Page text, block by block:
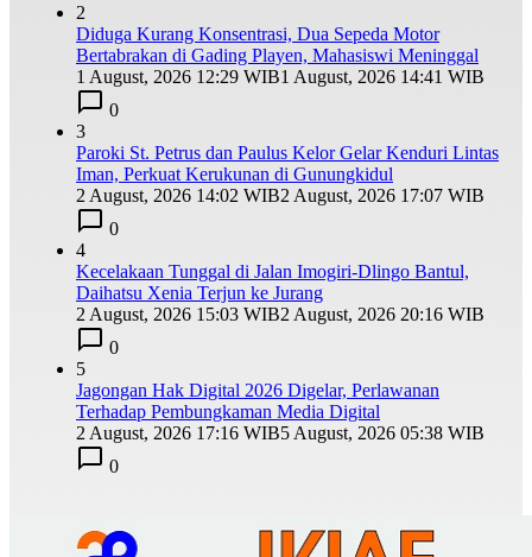
2
Diduga Kurang Konsentrasi, Dua Sepeda Motor
Bertabrakan di Gading Playen, Mahasiswi Meninggal
1 August, 2026 12:29 WIB1 August, 2026 14:41 WIB
0
3
Paroki St. Petrus dan Paulus Kelor Gelar Kenduri Lintas
Iman, Perkuat Kerukunan di Gunungkidul
2 August, 2026 14:02 WIB2 August, 2026 17:07 WIB
0
4
Kecelakaan Tunggal di Jalan Imogiri-Dlingo Bantul,
Daihatsu Xenia Terjun ke Jurang
2 August, 2026 15:03 WIB2 August, 2026 20:16 WIB
0
5
Jagongan Hak Digital 2026 Digelar, Perlawanan
Terhadap Pembungkaman Media Digital
2 August, 2026 17:16 WIB5 August, 2026 05:38 WIB
0